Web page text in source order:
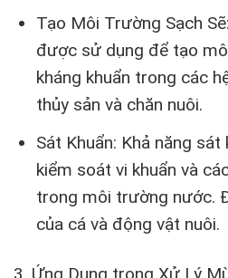
Tạo Môi Trường Sạch
được sử dụng để tạo
kháng khuẩn trong các
thủy sản và chăn nuôi.
Sát Khuẩn: Khả năng
kiểm soát vi khuẩn và
trong môi trường nước.
của cá và động vật nuôi.
3. Ứng Dụng trong Xử Lý